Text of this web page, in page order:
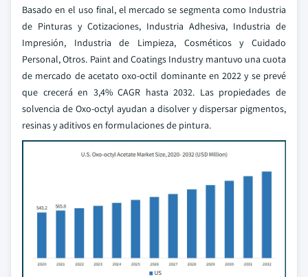
Basado en el uso final, el mercado se segmenta como Industria
de Pinturas y Cotizaciones, Industria Adhesiva, Industria de
Impresión, Industria de Limpieza, Cosméticos y Cuidado
Personal, Otros. Paint and Coatings Industry mantuvo una cuota
de mercado de acetato oxo-octil dominante en 2022 y se prevé
que crecerá en 3,4% CAGR hasta 2032. Las propiedades de
solvencia de Oxo-octyl ayudan a disolver y dispersar pigmentos,
resinas y aditivos en formulaciones de pintura.